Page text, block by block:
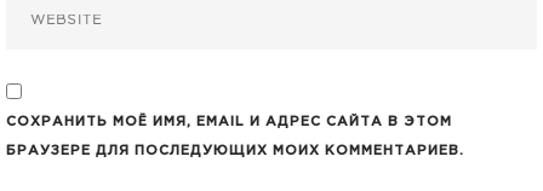
СОХРАНИТЬ МОЁ ИМЯ, EMAIL И АДРЕС САЙТА В ЭТОМ
БРАУЗЕРЕ ДЛЯ ПОСЛЕДУЮЩИХ МОИХ КОММЕНТАРИЕВ.